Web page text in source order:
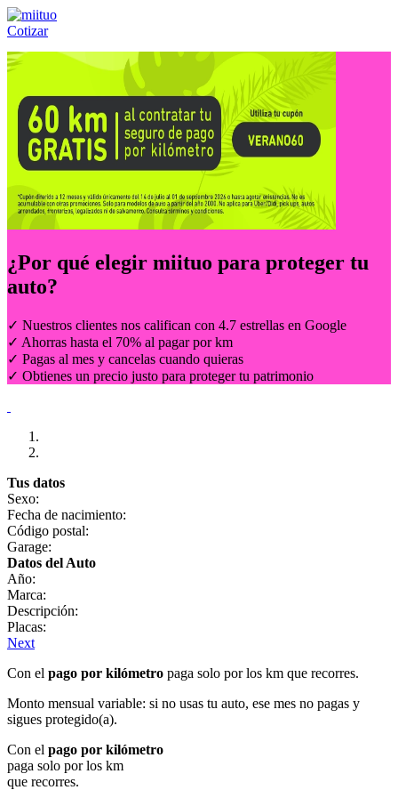
Cotizar
Llámanos al:(55) 84-21-05-00 ó
¿Por qué elegir miituo para proteger tu
auto?
✓ Nuestros clientes nos califican con 4.7 estrellas en Google
✓ Ahorras hasta el 70% al pagar por km
✓ Pagas al mes y cancelas cuando quieras
✓ Obtienes un precio justo para proteger tu patrimonio
Tus datos
Sexo:
Fecha de nacimiento:
Código postal:
Garage:
Datos del Auto
Año:
Marca:
Descripción:
Placas:
Next
Con el pago por kilómetro paga solo por los km que recorres.
Monto mensual variable: si no usas tu auto, ese mes no pagas y
sigues protegido(a).
Con el pago por kilómetro
paga solo por los km
que recorres.